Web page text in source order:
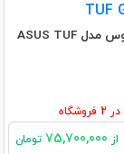
لپ تاپ ایسوس مدل ASUS TUF
در فروشگاه
از تومان